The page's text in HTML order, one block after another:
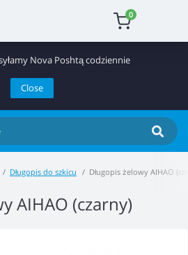
0
Nova Poshtą codziennie
Close
Długopis do szkicu Długopis żelowy AIHAO
AIHAO (czarny)